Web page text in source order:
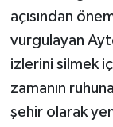
açısından
vurgulayan
izlerini silmek
zamanın
şehir olarak